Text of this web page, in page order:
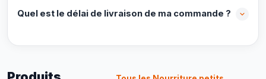
Quel est le délai de livraison de ma commande ?